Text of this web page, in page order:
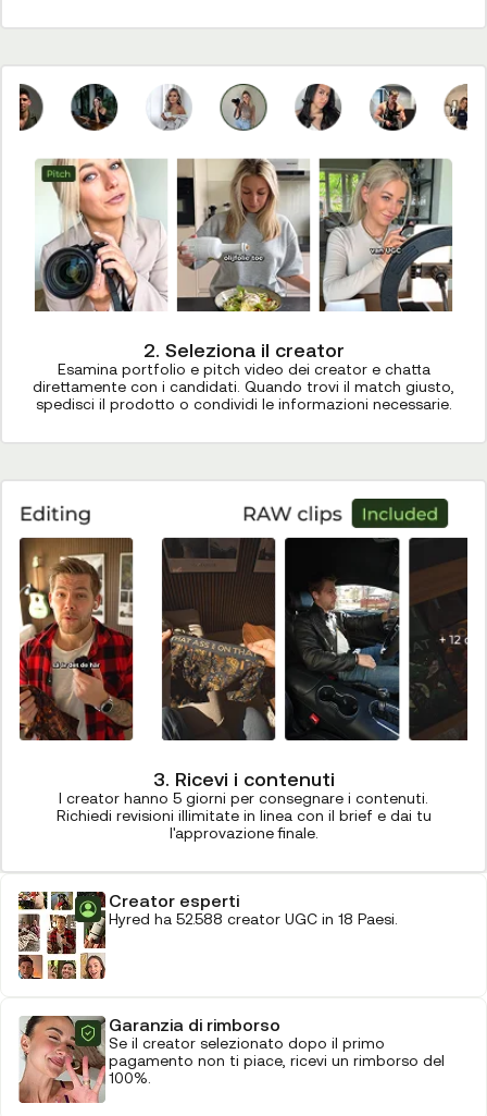
2. Seleziona il creator
Esamina portfolio e pitch video dei creator e chatta
direttamente con i candidati. Quando trovi il match giusto,
spedisci il prodotto o condividi le informazioni necessarie.
3. Ricevi i contenuti
I creator hanno 5 giorni per consegnare i contenuti.
Richiedi revisioni illimitate in linea con il brief e dai tu
l'approvazione finale.
Creator esperti
Hyred ha 52.588 creator UGC in 18 Paesi.
Garanzia di rimborso
Se il creator selezionato dopo il primo
pagamento non ti piace, ricevi un rimborso del
100%.